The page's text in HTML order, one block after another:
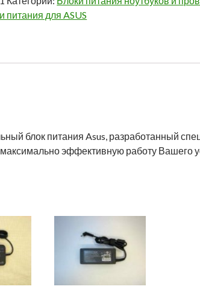
питания для ASUS
блок питания Asus, разработанный
эффективную работу Вашего